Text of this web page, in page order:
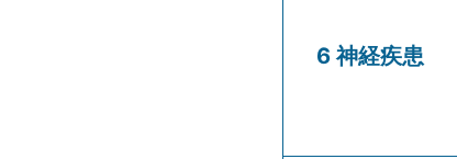
6 神経疾患